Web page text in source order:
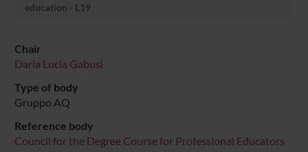
education - L19
Chair
Daria Lucia Gabusi
Type of body
Gruppo AQ
Reference body
Council for the Degree Course for Professional Educators